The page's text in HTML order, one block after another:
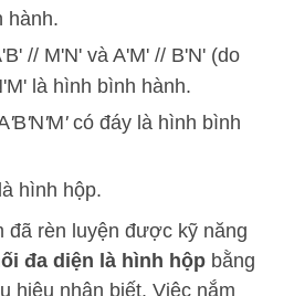
hành.
// M'N' và A'M' // B'N' (do
là hình bình hành.
'B'N'M'có đáy là hình bình
hình hộp.
đã rèn luyện được kỹ năng
đa diện là hình hộp bằng
hiệu nhận biết. Việc nắm